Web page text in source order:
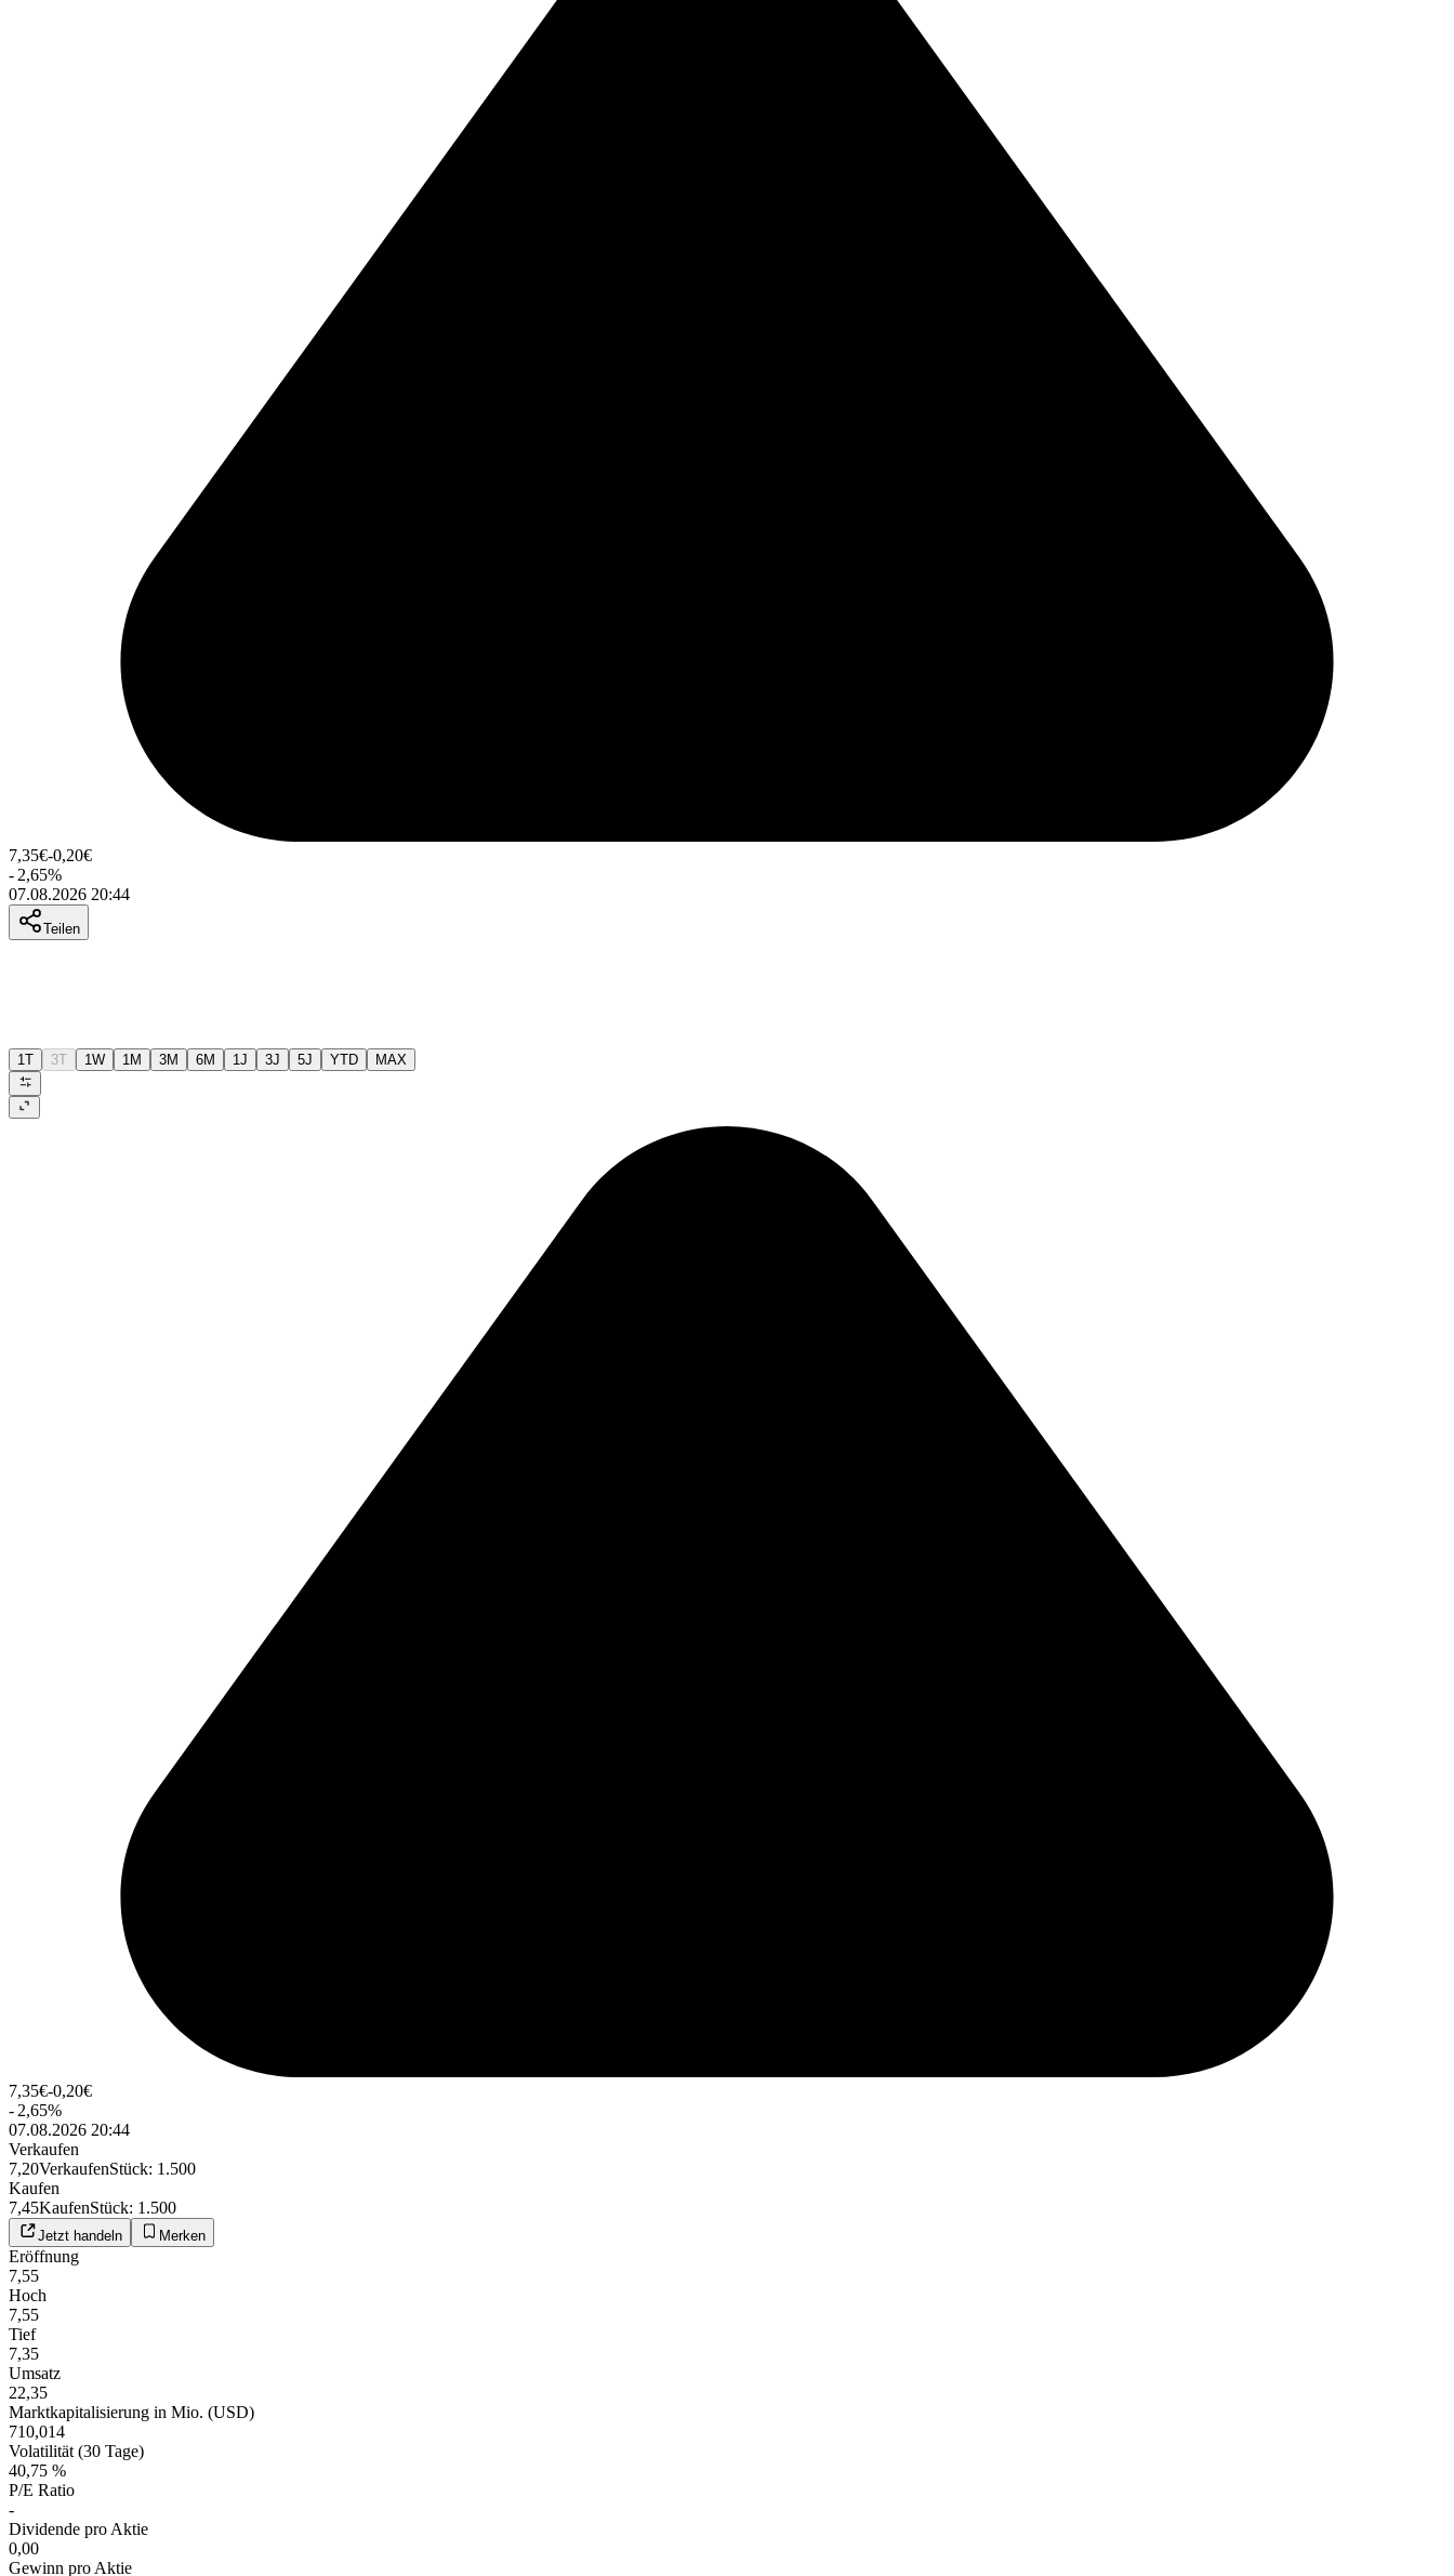
7,35€-0,20€
-2,65%
07.08.2026 20:44
Teilen
1T 3T 1W 1M 3M 6M 1J 3J 5J YTD MAX
7,35€-0,20€
- 2,65%
07.08.2026 20:44
Verkaufen
7,20VerkaufenStück: 1.500
Kaufen
7,45KaufenStück: 1.500
Jetzt handeln Merken
Eröffnung
7,55
Hoch
7,55
Tief
7,35
Umsatz
22,35
Marktkapitalisierung in Mio. (USD)
710,014
Volatilität (30 Tage)
40,75 %
P/E Ratio
-
Dividende pro Aktie
0,00
Gewinn pro Aktie